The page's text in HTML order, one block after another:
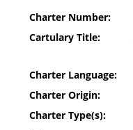
Charter Number:
Cartulary Title:
Charter Language:
Charter Origin:
Charter Type(s):